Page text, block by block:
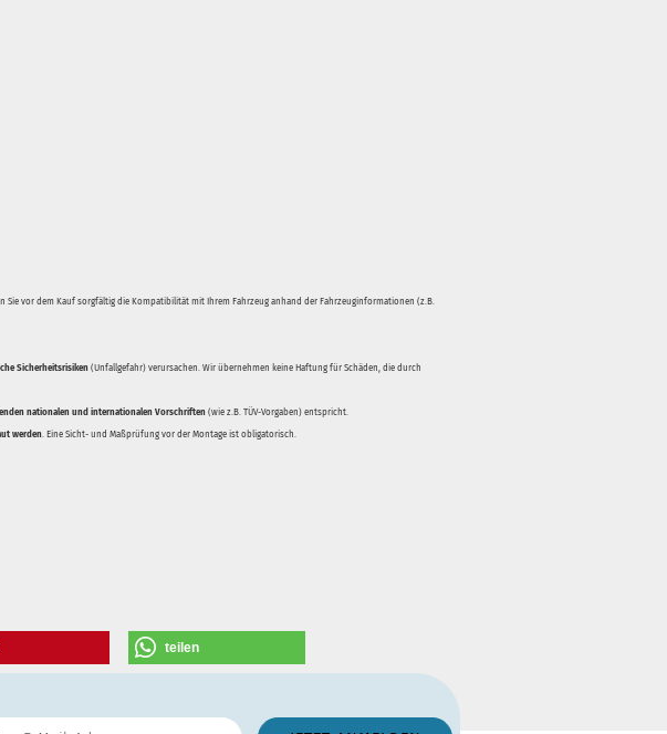
Sie vor dem Kauf sorgfältig die Kompatibilität mit Ihrem Fahrzeug anhand der Fahrzeuginformationen (z.B.
Sicherheitsrisiken (Unfallgefahr) verursachen. Wir übernehmen keine Haftung für Schäden, die durch
nationalen und internationalen Vorschriften (wie z.B. TÜV-Vorgaben) entspricht.
werden. Eine Sicht- und Maßprüfung vor der Montage ist obligatorisch.
teilen